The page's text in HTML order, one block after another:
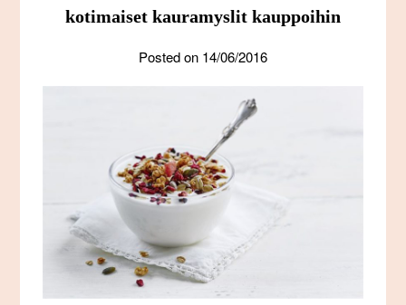
kotimaiset kauramyslit kauppoihin
Posted on 14/06/2016